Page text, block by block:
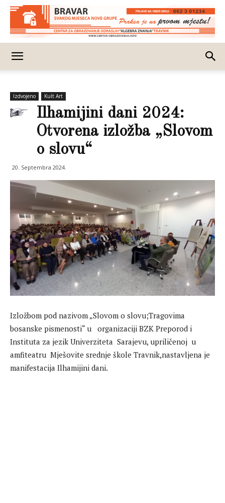
Izdvojeno Kult Art
Ilhamijini dani 2024:
Otvorena izložba „Slovom
o slovu“
20. Septembra 2024.
Izložbom pod nazivom „Slovom o slovu;Tragovima
bosanske pismenosti“ u organizaciji BZK Preporod i
Instituta za jezik Univerziteta Sarajevu, upriličenoj u
amfiteatru Mješovite srednje škole Travnik,nastavljena je
manifestacija Ilhamijini dani.